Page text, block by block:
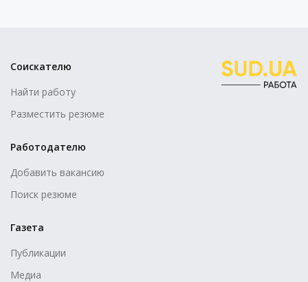
Соискателю
Найти работу
Разместить резюме
Работодателю
Добавить вакансию
Поиск резюме
Газета
Публикации
Медиа